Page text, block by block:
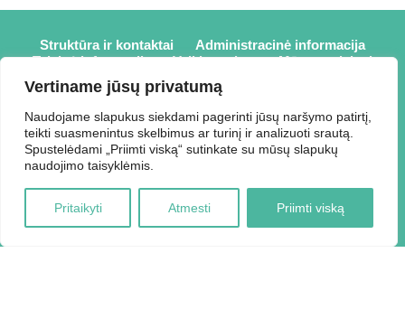
Vertiname jūsų privatumą
Naudojame slapukus siekdami pagerinti jūsų naršymo patirtį,
teikti suasmenintus skelbimus ar turinį ir analizuoti srautą.
Spustelėdami „Priimti viską“ sutinkate su mūsų slapukų
naudojimo taisyklėmis.
Pritaikyti Atmesti Priimti viską
Struktūra ir kontaktai
Administracinė informacija
Teisinė informacija
Veiklos sritys
Mūsų projektai
Karjera
Partneriai
Prisijungti
2026 © Elektrėnų savivaldybės viešoji biblioteka,
Savivaldybės biudžetinė įstaiga, Draugystės g. 2, LT-26110
Elektrėnai, tel.: +370 648 80 788, el.p.:
Duomenys kaupiami ir saugomi Juridinių asmenų registre,
kodas 188207697.